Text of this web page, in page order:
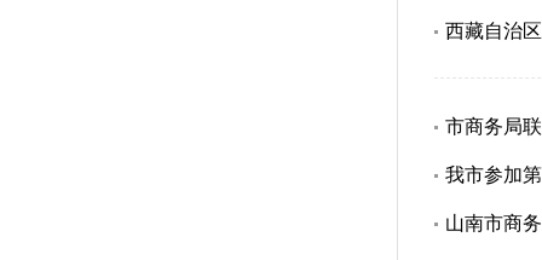
西藏自治
市商务局
我市参加
山南市商